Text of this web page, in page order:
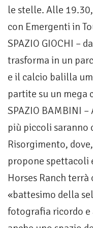
le stelle. Alle
con Emergenti in
SPAZIO GIOCHI –
trasforma in un
e il calcio balilla
partite su un mega
SPAZIO BAMBINI
più piccoli saranno
Risorgimento,
propone spettacoli
Horses Ranch
«battesimo della
fotografia ricordo